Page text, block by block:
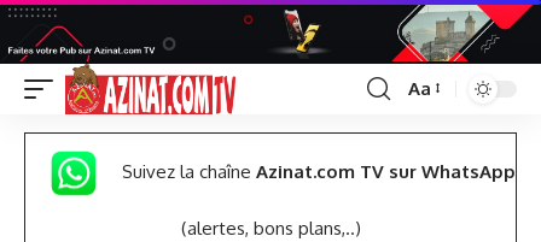
Font
Resizer
Aa
Suivez la chaîne Azinat.com TV sur WhatsApp
(alertes, bons plans,..)